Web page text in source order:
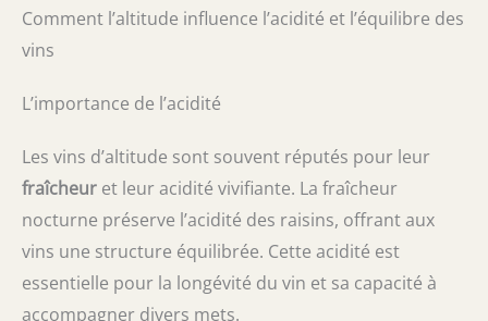
Comment l’altitude influence l’acidité et l’équilibre des
vins
L’importance de l’acidité
Les vins d’altitude sont souvent réputés pour leur
fraîcheur et leur acidité vivifiante. La fraîcheur
nocturne préserve l’acidité des raisins, offrant aux
vins une structure équilibrée. Cette acidité est
essentielle pour la longévité du vin et sa capacité à
accompagner divers mets.